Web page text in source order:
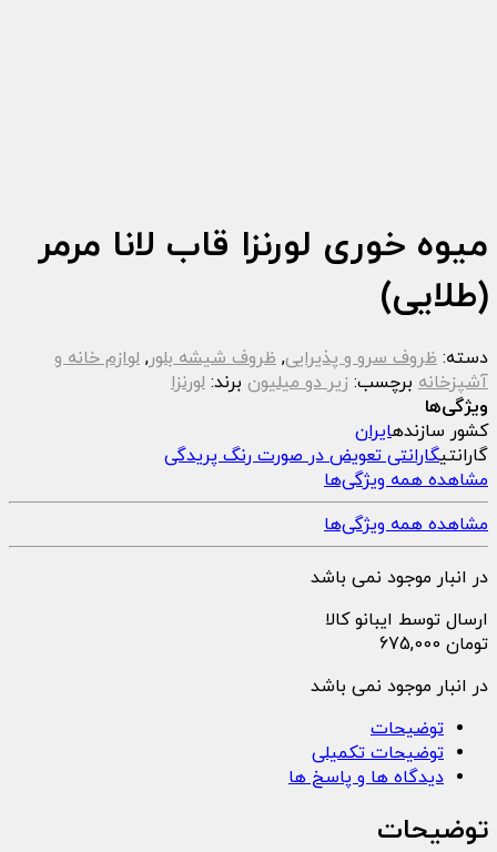
میوه خوری لورنزا قاب لانا مرمر
(طلایی)
دسته: ظروف سرو و پذیرایی, ظروف شیشه بلور, لوازم خانه و
آشپزخانه برچسب: زیر دو میلیون برند: لورنزا
ویژگی‌ها
کشور سازندهایران
گارانتیگارانتی تعویض در صورت رنگ پریدگی
مشاهده همه ویژگی‌ها
مشاهده همه ویژگی‌ها
در انبار موجود نمی باشد
ارسال توسط ایبانو کالا
تومان
در انبار موجود نمی باشد
توضیحات
توضیحات تکمیلی
دیدگاه ها و پاسخ ها
توضیحات